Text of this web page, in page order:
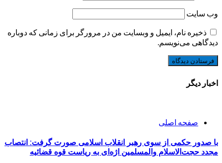
وب‌ سایت
ذخیره نام، ایمیل و وبسایت من در مرورگر برای زمانی که دوباره
دیدگاهی می‌نویسم.
اخبار دیگر
صفحه اصلی
با صدور حکمی از سوی رهبر انقلاب اسلامی صورت گرفت: انتصاب
مجدد حجت‌الاسلام والمسلمین اژه‌ای به ریاست قوه قضائیه